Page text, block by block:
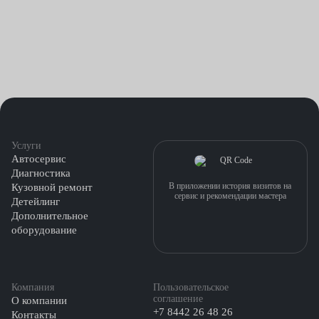
Услуги
Автосервис
Диагностика
Кузовной ремонт
Детейлинг
Дополнительное
оборудование
Компания
О компании
Контакты
Пользовательское
соглашение
+7 8442 26 48 26
В приложении история визитов на
сервис и рекомендации мастера